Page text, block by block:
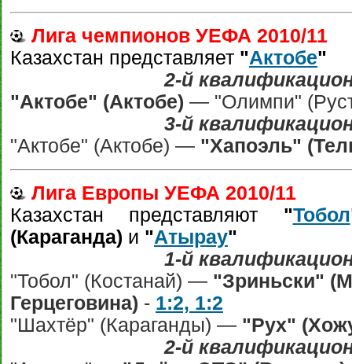
Лига чемпионов УЕФА 2010/11
Казахстан представляет "Актобе"
2-й
"Актобе" (Актобе) — "Олимпи"
3-й
"Актобе" (Актобе) — "Хапоэль"
Лига Европы УЕФА 2010/11
Казахстан представляют "Тобол
(Караганда) и "Атырау"
1-й
"Тобол" (Костанай) — "Зриньски"
Герцеговина) - 1:2, 1:2
"Шахтёр" (Караганды) — "Рух"
2-й